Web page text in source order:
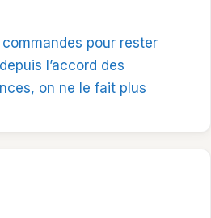
pour rester
l’accord des
on ne le fait plus